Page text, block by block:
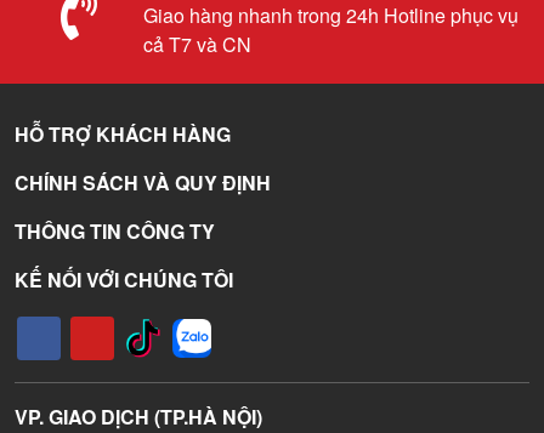
Giao hàng nhanh trong 24h Hotline phục vụ
cả T7 và CN
HỖ TRỢ KHÁCH HÀNG
CHÍNH SÁCH VÀ QUY ĐỊNH
THÔNG TIN CÔNG TY
KẾ NỐI VỚI CHÚNG TÔI
VP. GIAO DỊCH (TP.HÀ NỘI)